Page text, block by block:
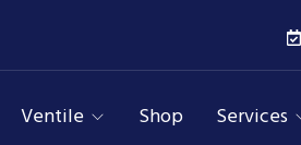
Ventile Shop Services